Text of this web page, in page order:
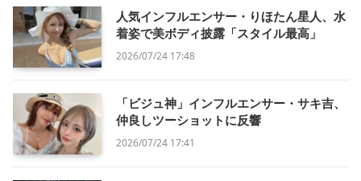
人気インフルエンサー・りほたん星人、水
着姿で美ボディ披露「スタイル最高」
2026/07/24 17:48
「ビジュ神」インフルエンサー・サキ吉、
仲良しツーショットに反響
2026/07/24 17:41